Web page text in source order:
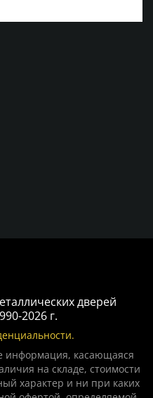
дверей
2026 г.
информация, касающаяся
на складе, стоимости
характер и ни при каких